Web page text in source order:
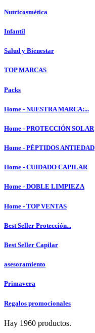
Nutricosmética
Infantil
Salud y Bienestar
TOP MARCAS
Packs
Home - NUESTRA MARCA:...
Home - PROTECCIÓN SOLAR
Home - PÉPTIDOS ANTIEDAD
Home - CUIDADO CAPILAR
Home - DOBLE LIMPIEZA
Home - TOP VENTAS
Best Seller Protección...
Best Seller Capilar
asesoramiento
Primavera
Regalos promocionales
Hay 1960 productos.